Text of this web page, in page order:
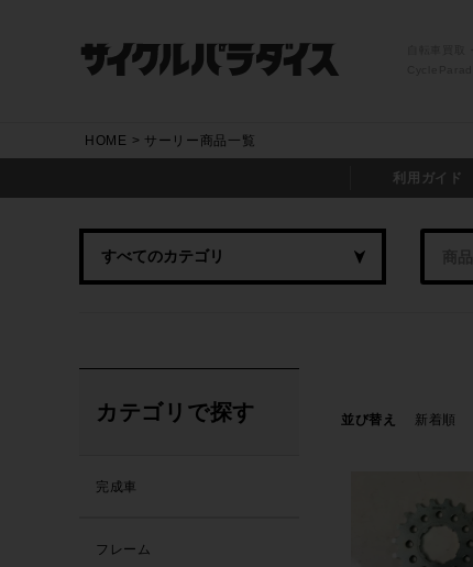
HOME サーリー商品一覧
利用ガイド
並び替え 新着順
カテゴリで探す
完成車
フレーム